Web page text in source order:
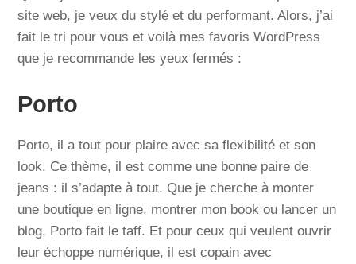
site web, je veux du stylé et du performant. Alors, j’ai
fait le tri pour vous et voilà mes favoris WordPress
que je recommande les yeux fermés :
Porto
Porto, il a tout pour plaire avec sa flexibilité et son
look. Ce thème, il est comme une bonne paire de
jeans : il s’adapte à tout. Que je cherche à monter
une boutique en ligne, montrer mon book ou lancer un
blog, Porto fait le taff. Et pour ceux qui veulent ouvrir
leur échoppe numérique, il est copain avec